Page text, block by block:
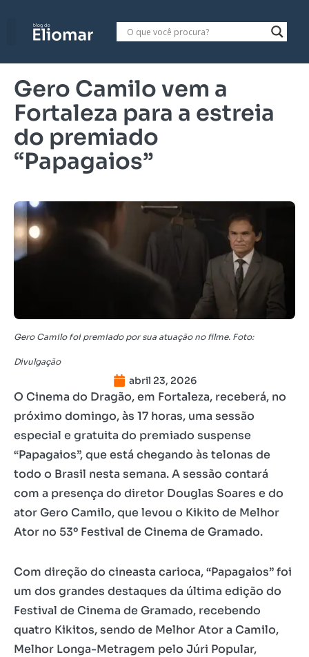
Gero Camilo vem a
Fortaleza para a estreia
do premiado
“Papagaios”
Gero Camilo foi premiado por sua atuação no filme. Foto:
Divulgação
abril 23, 2026
O Cinema do Dragão, em Fortaleza, receberá, no
próximo domingo, às 17 horas, uma sessão
especial e gratuita do premiado suspense
“Papagaios”, que está chegando às telonas de
todo o Brasil nesta semana. A sessão contará
com a presença do diretor Douglas Soares e do
ator Gero Camilo, que levou o Kikito de Melhor
Ator no 53º Festival de Cinema de Gramado.
Com direção do cineasta carioca, “Papagaios” foi
um dos grandes destaques da última edição do
Festival de Cinema de Gramado, recebendo
quatro Kikitos, sendo de Melhor Ator a Camilo,
Melhor Longa-Metragem pelo Júri Popular,